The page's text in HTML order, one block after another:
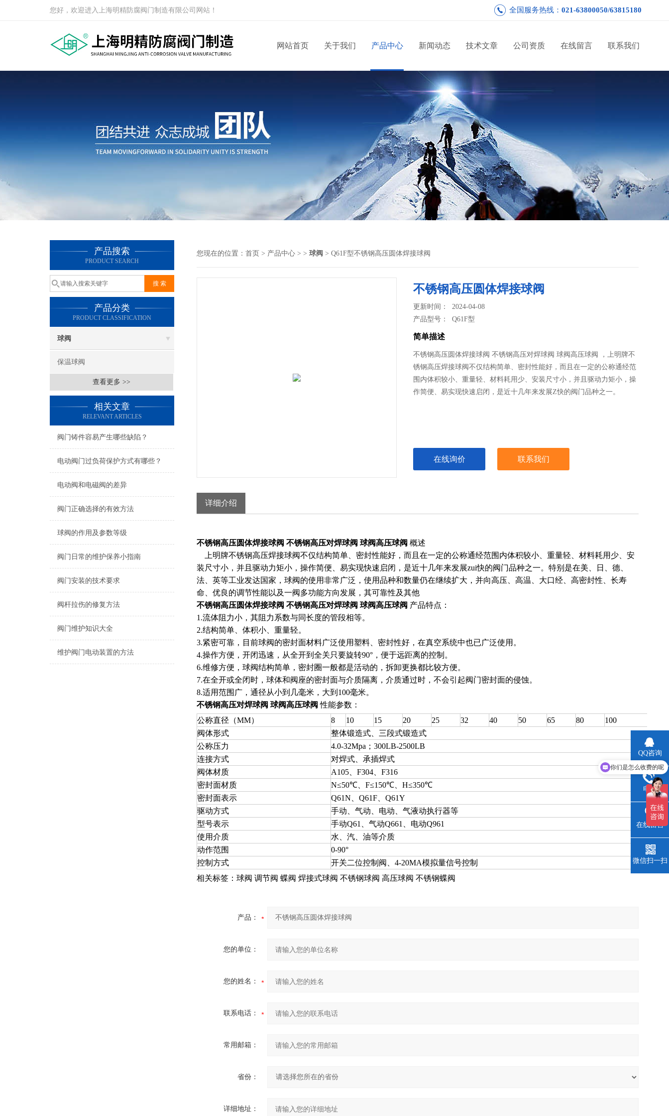
您好，欢迎进入上海明精防腐阀门制造有限公司网站！ 全国服务热线： 021-63800050/63815180
网站首页 关于我们 产品中心 新闻动态 技术文章 公司资质 在线留言 联系我们
产品搜索
PRODUCT SEARCH
产品分类
PRODUCT CLASSIFICATION
球阀
保温球阀
查看更多 >>
相关文章
RELEVANT ARTICLES
阀门铸件容易产生哪些缺陷？
电动阀门过负荷保护方式有哪些？
电动阀和电磁阀的差异
阀门正确选择的有效方法
球阀的作用及参数等级
阀门日常的维护保养小指南
阀门安装的技术要求
阀杆拉伤的修复方法
阀门维护知识大全
维护阀门电动装置的方法
您现在的位置： 首页 > 产品中心 > > 球阀 > Q61F型不锈钢高压圆体焊接球阀
不锈钢高压圆体焊接球阀
更新时间： 2024-04-08
产品型号：Q61F型
简单描述
不锈钢高压圆体焊接球阀 不锈钢高压对焊球阀 球阀高压球阀 ，上明牌不
锈钢高压焊接球阀不仅结构简单、密封性能好，而且在一定的公称通经范
围内体积较小、重量轻、材料耗用少、安装尺寸小，并且驱动力矩小，操
作简便、易实现快速启闭，是近十几年来发展Z快的阀门品种之一。
在线询价 联系我们
详细介绍
不锈钢高压圆体焊接球阀 不锈钢高压对焊球阀 球阀高压球阀 概述
上明牌不锈钢高压焊接球阀不仅结构简单、密封性能好，而且在一定的公称通经范围内体积较小、重量轻、材料耗用少、安
装尺寸小，并且驱动力矩小，操作简便、易实现快速启闭，是近十几年来发展zui快的阀门品种之一。特别是在美、日、德、
法、英等工业发达国家，球阀的使用非常广泛，使用品种和数量仍在继续扩大，并向高压、高温、大口经、高密封性、长寿
命、优良的调节性能以及一阀多功能方向发展，其可靠性及其他
不锈钢高压圆体焊接球阀 不锈钢高压对焊球阀 球阀高压球阀 产品特点：
1.流体阻力小，其阻力系数与同长度的管段相等。
2.结构简单、体积小、重量轻。
3.紧密可靠，目前球阀的密封面材料广泛使用塑料、密封性好，在真空系统中也已广泛使用。
4.操作方便，开闭迅速，从全开到全关只要旋转90°，便于远距离的控制。
6.维修方便，球阀结构简单，密封圈一般都是活动的，拆卸更换都比较方便。
7.在全开或全闭时，球体和阀座的密封面与介质隔离，介质通过时，不会引起阀门密封面的侵蚀。
8.适用范围广，通径从小到几毫米，大到100毫米。
不锈钢高压对焊球阀 球阀高压球阀 性能参数：
公称直径（MM）
8 10 15 20 25 32 40 50 65 80
100
阀体形式
整体锻造式、三段式锻造式
公称压力
4.0-32Mpa；300LB-2500LB
连接方式
对焊式、承插焊式
阀体材质
A105、F304、F316
密封面材质
N≤50℃、F≤150℃、H≤350℃
密封面表示
Q61N、Q61F、Q61Y
驱动方式
手动、气动、电动、气液动执行器等
型号表示
手动Q61、气动Q661、电动Q961
使用介质
水、汽、油等介质
动作范围
0-90°
控制方式
开关二位控制阀、4-20MA模拟量信号控制
相关标签： 球阀 调节阀 蝶阀 焊接式球阀 不锈钢球阀 高压球阀 不锈钢蝶阀
产品：
您的单位：
您的姓名：
联系电话：
常用邮箱：
省份：
详细地址：
QQ咨询
电话
在线留言
微信扫一扫
你们是怎么收费的呢
现在有优惠活动吗